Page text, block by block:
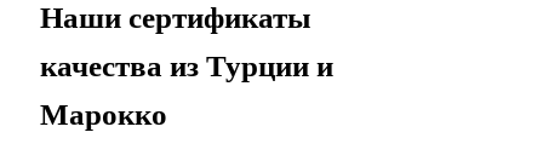
Наши сертификаты
качества из Турции и
Марокко